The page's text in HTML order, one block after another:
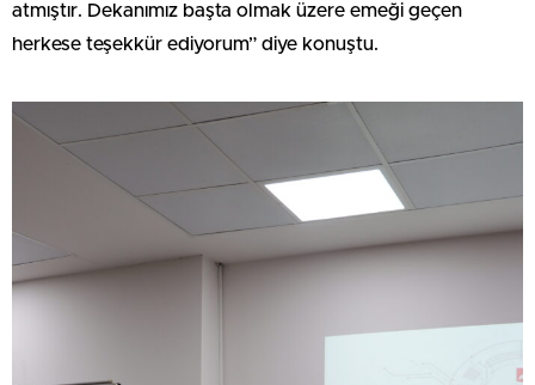
atmıştır. Dekanımız başta olmak üzere emeği geçen
herkese teşekkür ediyorum” diye konuştu.